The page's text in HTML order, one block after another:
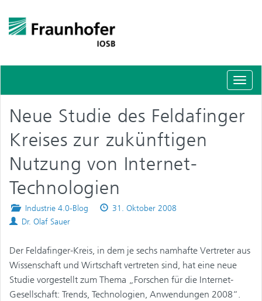
Neue Studie des Feldafinger
Kreises zur zukünftigen
Nutzung von Internet-
Technologien
Posted
in
Industrie 4.0-Blog
Published
31. Oktober 2008
Authors
Dr. Olaf Sauer
Der Feldafinger-Kreis, in dem je sechs namhafte Vertreter aus
Wissenschaft und Wirtschaft vertreten sind, hat eine neue
Studie vorgestellt zum Thema „Forschen für die Internet-
Gesellschaft: Trends, Technologien, Anwendungen 2008“.